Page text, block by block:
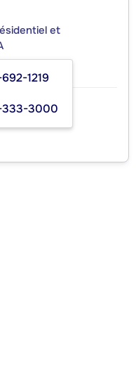
et
1219
333-3000
INC.